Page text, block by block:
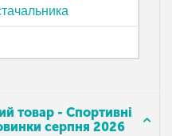
товар - Спортивні
серпня 2026